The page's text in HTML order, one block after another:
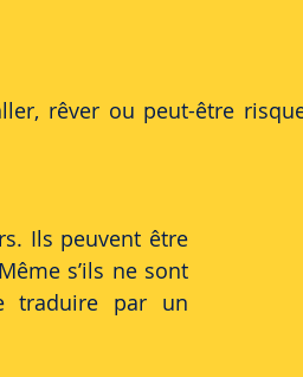
rêver ou peut-être
Ils peuvent être
s’ils ne sont
traduire par un